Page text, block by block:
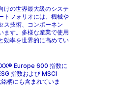
けの世界最大級のシステ
トフォリオには、機械や
ス技術、コンポーネン
ます。多様な産業で使用
効率を世界的に高めてい
Europe 600 指数に
指数および MSCI
柄にも含まれていま